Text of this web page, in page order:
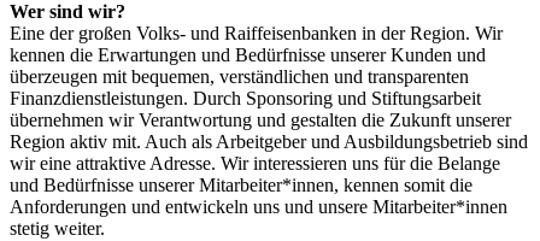
Wer sind wir?
Eine der großen Volks- und Raiffeisenbanken in der Region. Wir
kennen die Erwartungen und Bedürfnisse unserer Kunden und
überzeugen mit bequemen, verständlichen und transparenten
Finanzdienstleistungen. Durch Sponsoring und Stiftungsarbeit
übernehmen wir Verantwortung und gestalten die Zukunft unserer
Region aktiv mit. Auch als Arbeitgeber und Ausbildungsbetrieb sind
wir eine attraktive Adresse. Wir interessieren uns für die Belange
und Bedürfnisse unserer Mitarbeiter*innen, kennen somit die
Anforderungen und entwickeln uns und unsere Mitarbeiter*innen
stetig weiter.